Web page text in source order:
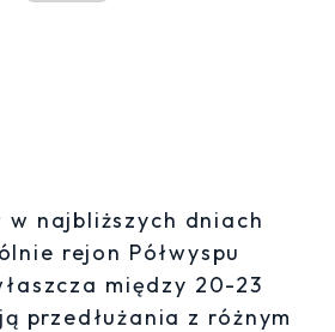
w najbliższych dniach
rejon Półwyspu
między 20-23
przedłużania z różnym